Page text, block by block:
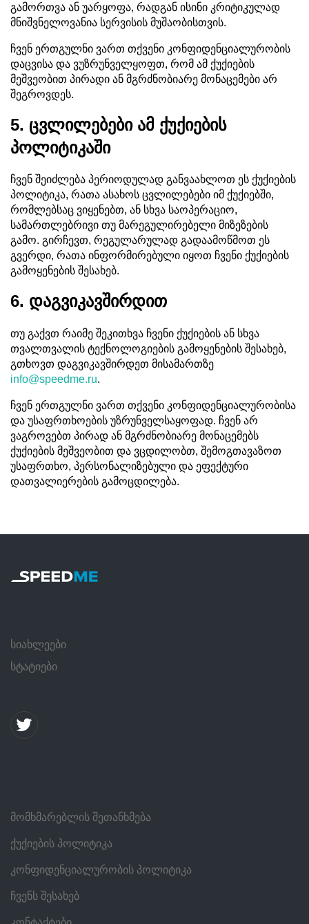
გამორთვა ან უარყოფა, რადგან ისინი კრიტიკულად
მნიშვნელოვანია სერვისის მუშაობისთვის.
ჩვენ ერთგულნი ვართ თქვენი კონფიდენციალურობის
დაცვისა და ვუზრუნველყოფთ, რომ ამ ქუქიების
მეშვეობით პირადი ან მგრძნობიარე მონაცემები არ
შეგროვდეს.
5. ცვლილებები ამ ქუქიების
პოლიტიკაში
ჩვენ შეიძლება პერიოდულად განვაახლოთ ეს ქუქიების
პოლიტიკა, რათა ასახოს ცვლილებები იმ ქუქიებში,
რომლებსაც ვიყენებთ, ან სხვა საოპერაციო,
სამართლებრივი თუ მარეგულირებელი მიზეზების
გამო. გირჩევთ, რეგულარულად გადაამოწმოთ ეს
გვერდი, რათა ინფორმირებული იყოთ ჩვენი ქუქიების
გამოყენების შესახებ.
6. დაგვიკავშირდით
თუ გაქვთ რაიმე შეკითხვა ჩვენი ქუქიების ან სხვა
თვალთვალის ტექნოლოგიების გამოყენების შესახებ,
გთხოვთ დაგვიკავშირდეთ მისამართზე
info@speedme.ru.
ჩვენ ერთგულნი ვართ თქვენი კონფიდენციალურობისა
და უსაფრთხოების უზრუნველსაყოფად. ჩვენ არ
ვაგროვებთ პირად ან მგრძნობიარე მონაცემებს
ქუქიების მეშვეობით და ვცდილობთ, შემოგთავაზოთ
უსაფრთხო, პერსონალიზებული და ეფექტური
დათვალიერების გამოცდილება.
სიახლეები
სტატიები
მომხმარებლის შეთანხმება
ქუქიების პოლიტიკა
კონფიდენციალურობის პოლიტიკა
ჩვენს შესახებ